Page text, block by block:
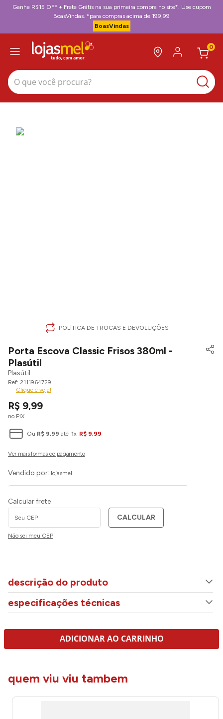
Ganhe R$15 OFF + Frete Grátis na sua primeira compra no site*. Use cupom
BoasVindas. *para compras acima de 199,99
BoasVindas
0
O que você procura?
POLÍTICA DE TROCAS E DEVOLUÇÕES
Porta Escova Classic Frisos 380ml -
Plasútil
Plasútil
2111964729
Clique e veja!
R$ 9,99
no PIX
Ou R$ 9,99 até 1x R$ 9,99
Vendido por: lojasmel
Calcular frete
CALCULAR
Não sei meu CEP
descrição do produto
especificações técnicas
ADICIONAR AO CARRINHO
quem viu viu tambem